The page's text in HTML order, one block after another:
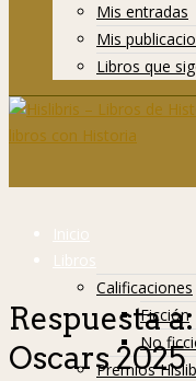
Mis entradas
Mis
Libros que
Inicio
Libros
Calificaciones
Ficción
No
Premios
Respuesta
Oscars 2025